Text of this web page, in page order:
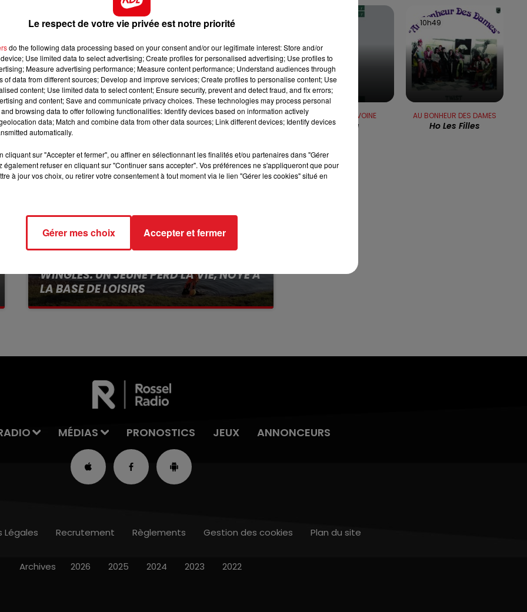
8h00 - 10h00
RDL WEEK-END
11h00 - 12h00
SUR UN AIR D'ACCORDÉON
dans la cité des 6 bourgeois, devenue un passage
de l’europe et parlera immigration. Une prise de
échanger avec les acteurs locaux sur le Brexit, et se
programmée alors même qu’Emmanuel Macron
européen.
WINGLES: UN JEUNE PERD LA VIE, NOYÉ À
LA BASE DE LOISIRS
La victime a coulé à pic
DANIEL BALAVOINE
L'aziza
10h49
10h49
AU BONHEUR DES DAMES
Ho Les Filles
MÉDIAS PRONOSTICS JEUX ANNONCEURS
Légales Recrutement Règlements Gestion des cookies Plan du site
Archives 2026 2025 2024 2023 2022
Le respect de votre vie privée est notre priorité
do the following data processing based on your consent and/or our legitimate interest: Store and/or
Use limited data to select advertising; Create profiles for personalised advertising; Use profiles to
Measure advertising performance; Measure content performance; Understand audiences through
of data from different sources; Develop and improve services; Create profiles to personalise content; Use
content; Use limited data to select content; Ensure security, prevent and detect fraud, and fix errors;
and content; Save and communicate privacy choices. These technologies may process personal
browsing data to offer following functionalities: Identify devices based on information actively
data; Match and combine data from other data sources; Link different devices; Identify devices
automatically.
cliquant sur "Accepter et fermer", ou affiner en sélectionnant les finalités et/ou partenaires dans "Gérer
également refuser en cliquant sur "Continuer sans accepter". Vos préférences ne s'appliqueront que pour
à jour vos choix, ou retirer votre consentement à tout moment via le lien "Gérer les cookies" situé en
Gérer mes choix Accepter et fermer